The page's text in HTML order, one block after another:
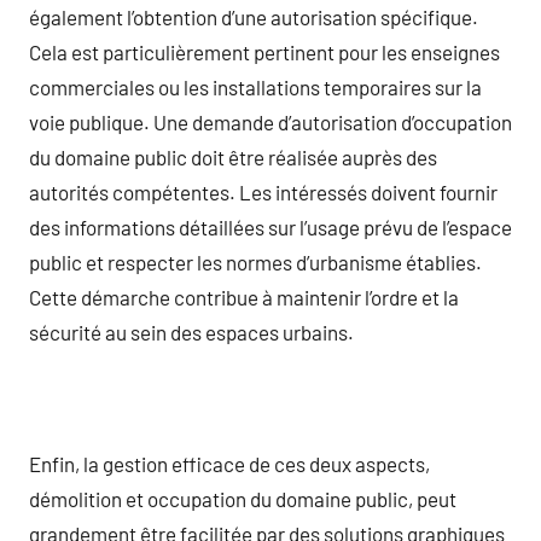
également l’obtention d’une autorisation spécifique.
Cela est particulièrement pertinent pour les enseignes
commerciales ou les installations temporaires sur la
voie publique. Une demande d’autorisation d’occupation
du domaine public doit être réalisée auprès des
autorités compétentes. Les intéressés doivent fournir
des informations détaillées sur l’usage prévu de l’espace
public et respecter les normes d’urbanisme établies.
Cette démarche contribue à maintenir l’ordre et la
sécurité au sein des espaces urbains.
Enfin, la gestion efficace de ces deux aspects,
démolition et occupation du domaine public, peut
grandement être facilitée par des solutions graphiques